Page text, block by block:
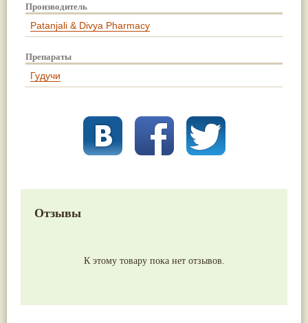
Производитель
Patanjali & Divya Pharmacy
Препараты
Гудучи
Отзывы
К этому товару пока нет отзывов.